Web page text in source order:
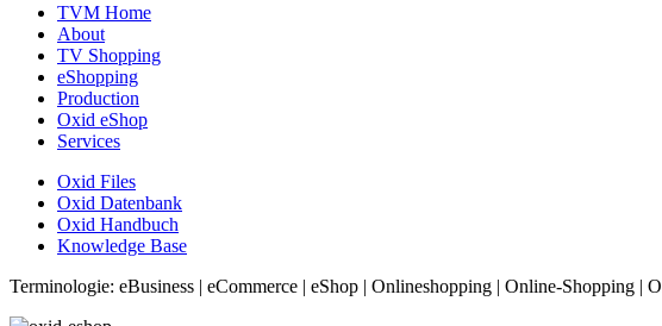
TVM Home
About
TV Shopping
eShopping
Production
Oxid eShop
Services
Oxid Files
Oxid Datenbank
Oxid Handbuch
Knowledge Base
Terminologie: eBusiness | eCommerce | eShop | Onlineshopping | Online-Shopping |